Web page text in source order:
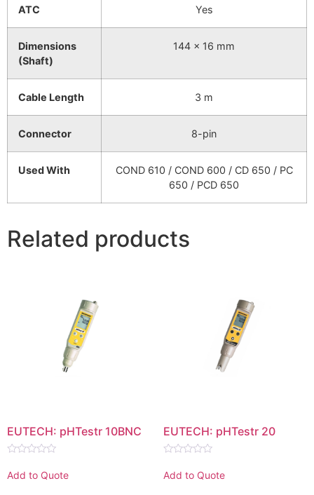
ATC Yes
Dimensions
(Shaft)
144 x 16 mm
Cable Length 3 m
Connector 8-pin
Used With
COND 610 / COND 600 / CD 650 / PC
650 / PCD 650
Related products
EUTECH: pHTestr 10BNC
0
out
Add to Quote
EUTECH: pHTestr 20
0
out
Add to Quote